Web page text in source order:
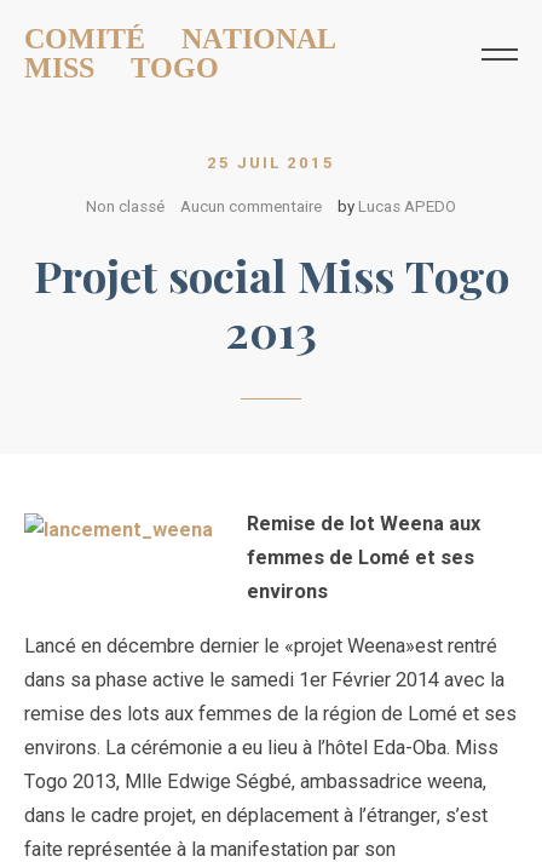
COMITÉ NATIONAL
MISS TOGO
25 JUIL 2015
Non classé Aucun commentaire by Lucas APEDO
Projet social Miss Togo
2013
Remise de lot Weena aux
femmes de Lomé et ses
environs
Lancé en décembre dernier le «projet Weena»est rentré
dans sa phase active le samedi 1er Février 2014 avec la
remise des lots aux femmes de la région de Lomé et ses
environs. La cérémonie a eu lieu à l’hôtel Eda-Oba. Miss
Togo 2013, Mlle Edwige Ségbé, ambassadrice weena,
dans le cadre projet, en déplacement à l’étranger, s’est
faite représentée à la manifestation par son